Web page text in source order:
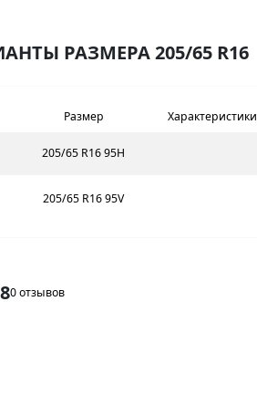
РАЗМЕРА 205/65 R16
Размер Характеристики
205/65 R16 95H
205/65 R16 95V
0 отзывов